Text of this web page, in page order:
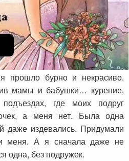
прошло бурно и некрасиво.
мамы и бабушки… курение,
где моих подруг
а меня нет. Была одна
даже издевались. Придумали
меня. А я сначала даже не
одна, без подружек.